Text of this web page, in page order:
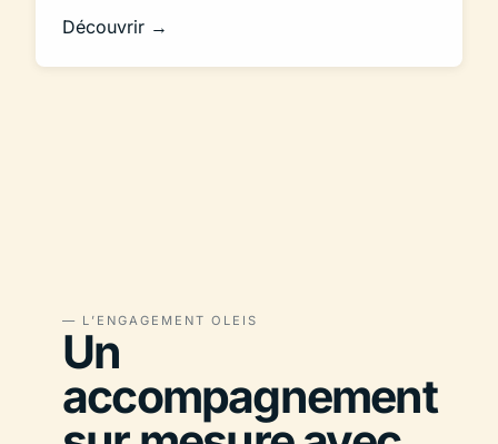
Découvrir →
— L’ENGAGEMENT OLEIS
Un
accompagnement